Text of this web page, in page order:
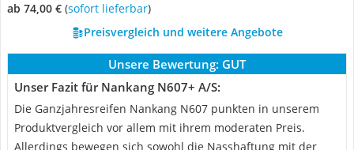
ab 74,00 € ( Sofort lieferbar)
Preisvergleich und weitere Angebote
Unsere Bewertung: GUT
Unser Fazit für Nankang N607+ A/S:
Die Ganzjahresreifen Nankang N607 punkten in unserem
Produktvergleich vor allem mit ihrem moderaten Preis.
Allerdings bewegen sich sowohl die Nasshaftung mit der